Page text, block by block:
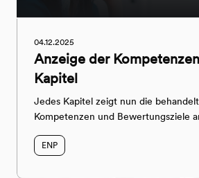
04.12.2025
Anzeige der
Kapitel
Jedes Kapitel zeigt nun die
Kompetenzen und Bewertungsziele
ENP